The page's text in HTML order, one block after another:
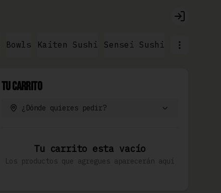
Login
Bowls Kaiten Sushi Sensei Sushi Ramen &
Tu Carrito
¿Dónde quieres pedir?
Tu carrito esta vacío
Los productos que agregues aparecerán aquí